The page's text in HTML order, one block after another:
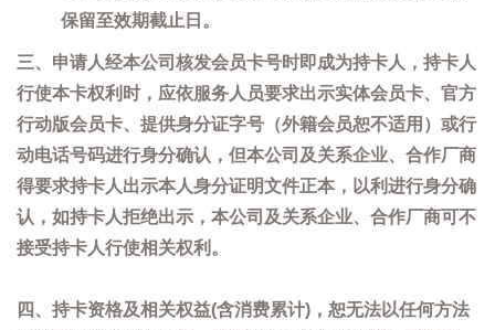
保留至效期截止日。
三、申请人经本公司核发会员卡号时即成为持卡人，持卡人
行使本卡权利时，应依服务人员要求出示实体会员卡、官方
行动版会员卡、提供身分证字号（外籍会员恕不适用）或行
动电话号码进行身分确认，但本公司及关系企业、合作厂商
得要求持卡人出示本人身分证明文件正本，以利进行身分确
认，如持卡人拒绝出示，本公司及关系企业、合作厂商可不
接受持卡人行使相关权利。
四、持卡资格及相关权益(含消费累计)，恕无法以任何方法